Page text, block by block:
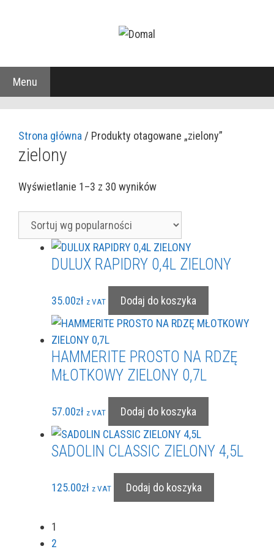
Menu
Strona główna / Produkty otagowane „zielony”
zielony
Wyświetlanie 1–3 z 30 wynikówPosortowane
DULUX RAPIDRY 0,4L ZIELONY
35.00zł z VAT Dodaj do koszyka
HAMMERITE PROSTO NA RDZĘ
MŁOTKOWY ZIELONY 0,7L
57.00zł z VAT Dodaj do koszyka
SADOLIN CLASSIC ZIELONY 4,5L
125.00zł z VAT Dodaj do koszyka
1
2